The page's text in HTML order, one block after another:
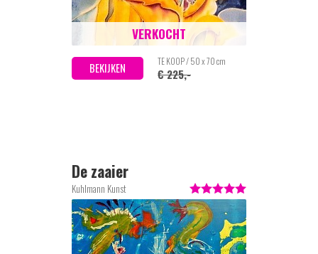
BEKIJKEN TE KOOP / 50 x 70 cm
€ 225,-
VERKOCHT
De zaaier
Kuhlmann Kunst